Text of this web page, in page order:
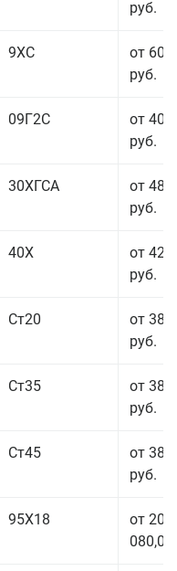
руб.
9ХС
от 60
руб.
09Г2С
от 40
руб.
30ХГСА
от 48
руб.
40Х
от 42
руб.
Ст20
от 38
руб.
Ст35
от 38
руб.
Ст45
от 38
руб.
95Х18
от 208
080,00